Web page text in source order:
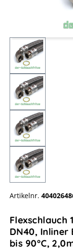
Artikelnr.
Flexschlauch
DN40, Inliner
bis 90°C,